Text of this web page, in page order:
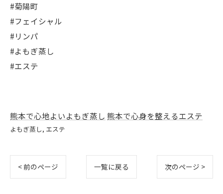
#菊陽町
#フェイシャル
#リンパ
#よもぎ蒸し
#エステ
熊本で心地よいよもぎ蒸し 熊本で心身を整えるエステ
よもぎ蒸し エステ
< 前のページ 一覧に戻る 次のページ >